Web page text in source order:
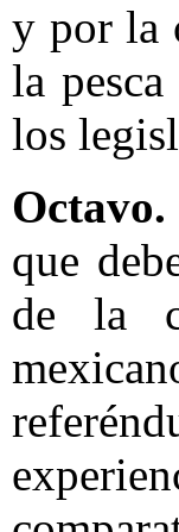
y por la
la
los
Octavo.
que
de la